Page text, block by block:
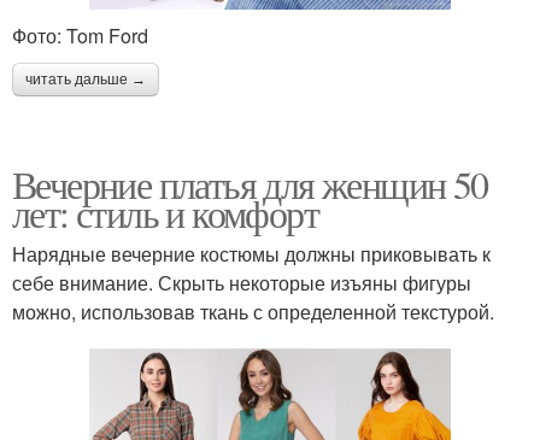
Фото: Tom Ford
читать дальше →
Вечерние платья для женщин 50
лет: стиль и комфорт
Нарядные вечерние костюмы должны приковывать к
себе внимание. Скрыть некоторые изъяны фигуры
можно, использовав ткань с определенной текстурой.